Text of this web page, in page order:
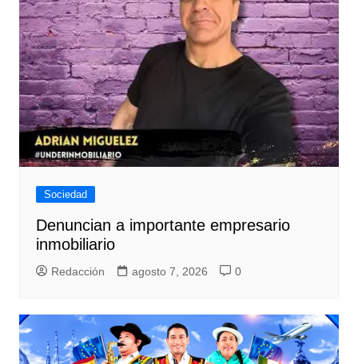
Sociedad
Denuncian a importante empresario
inmobiliario
Redacción agosto 7, 2026 0